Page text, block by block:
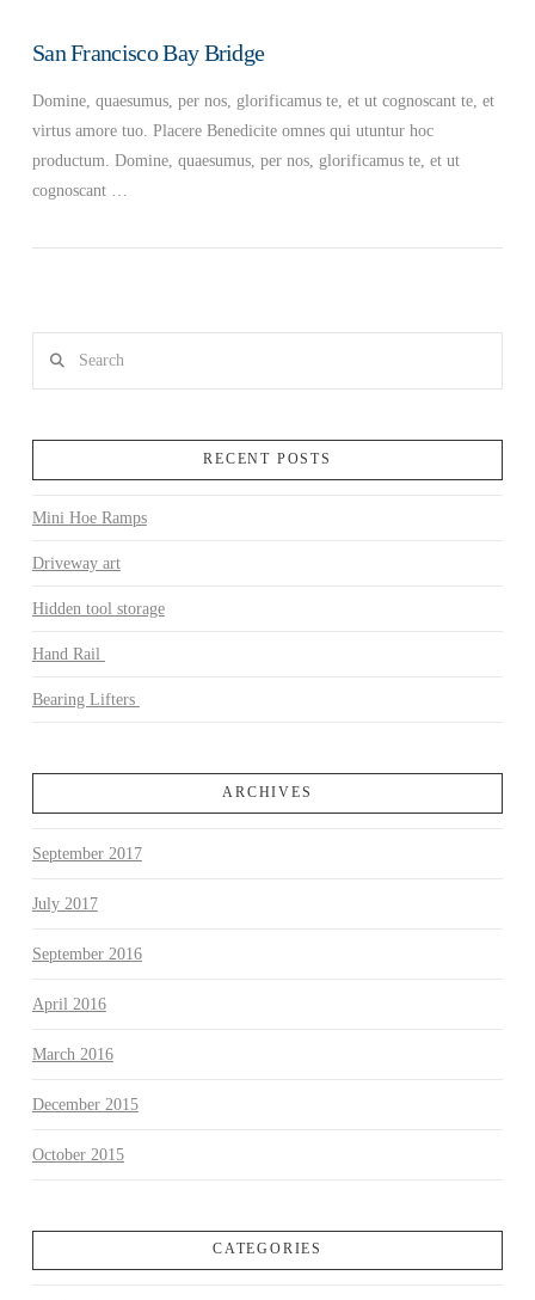
San Francisco Bay Bridge
Domine, quaesumus, per nos, glorificamus te, et ut cognoscant te, et
virtus amore tuo. Placere Benedicite omnes qui utuntur hoc
productum. Domine, quaesumus, per nos, glorificamus te, et ut
cognoscant …
RECENT POSTS
Mini Hoe Ramps
Driveway art
Hidden tool storage
Hand Rail
Bearing Lifters
ARCHIVES
September 2017
July 2017
September 2016
April 2016
March 2016
December 2015
October 2015
CATEGORIES